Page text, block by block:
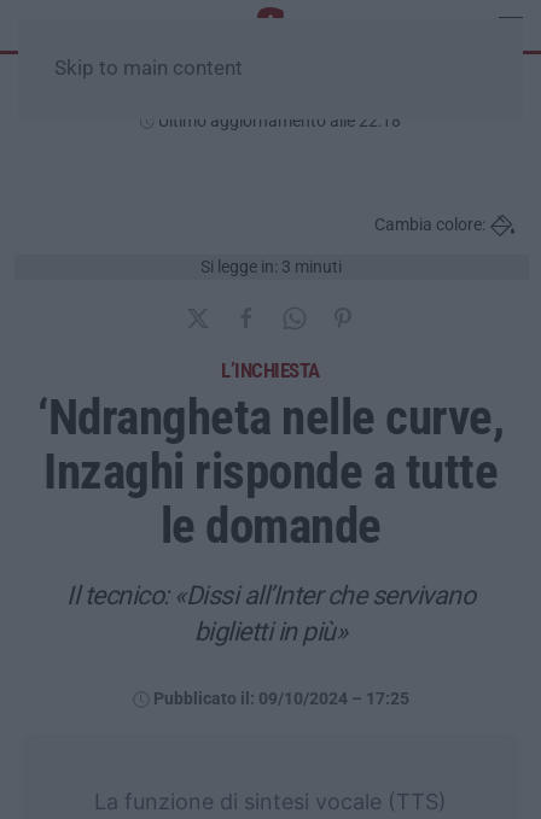
Skip to main content
Ultimo aggiornamento alle 22:18
Si legge in: 3 minuti
Cambia colore:
L’INCHIESTA
‘Ndrangheta nelle curve,
Inzaghi risponde a tutte
le domande
Il tecnico: «Dissi all’Inter che servivano
biglietti in più»
Pubblicato il: 09/10/2024 – 17:25
La funzione di sintesi vocale (TTS)